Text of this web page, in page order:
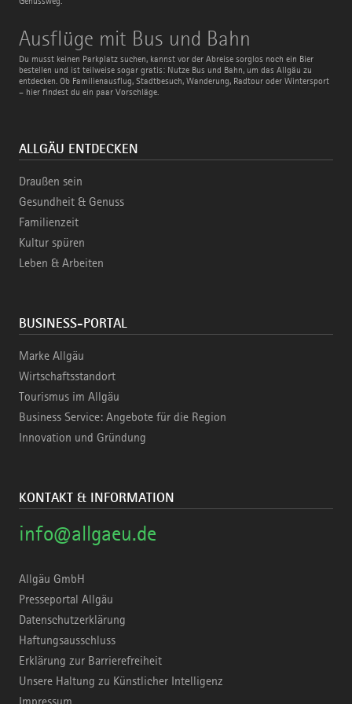
Ausflüge mit Bus und Bahn
Du musst keinen Parkplatz suchen, kannst vor der Abreise sorglos noch ein Bier
bestellen und ist teilweise sogar gratis: Nutze Bus und Bahn, um das Allgäu zu
entdecken. Ob Familienausflug, Stadtbesuch, Wanderung, Radtour oder Wintersport
– hier findest du ein paar Vorschläge.
Ausflüge
mit
Bus
und
Bahn
ALLGÄU ENTDECKEN
Draußen sein
Gesundheit & Genuss
Familienzeit
Kultur spüren
Leben & Arbeiten
BUSINESS-PORTAL
Marke Allgäu
Wirtschaftsstandort
Tourismus im Allgäu
Business Service: Angebote für die Region
Innovation und Gründung
KONTAKT & INFORMATION
info@allgaeu.de
Allgäu GmbH
Presseportal Allgäu
Datenschutzerklärung
Haftungsausschluss
Erklärung zur Barrierefreiheit
Unsere Haltung zu Künstlicher Intelligenz